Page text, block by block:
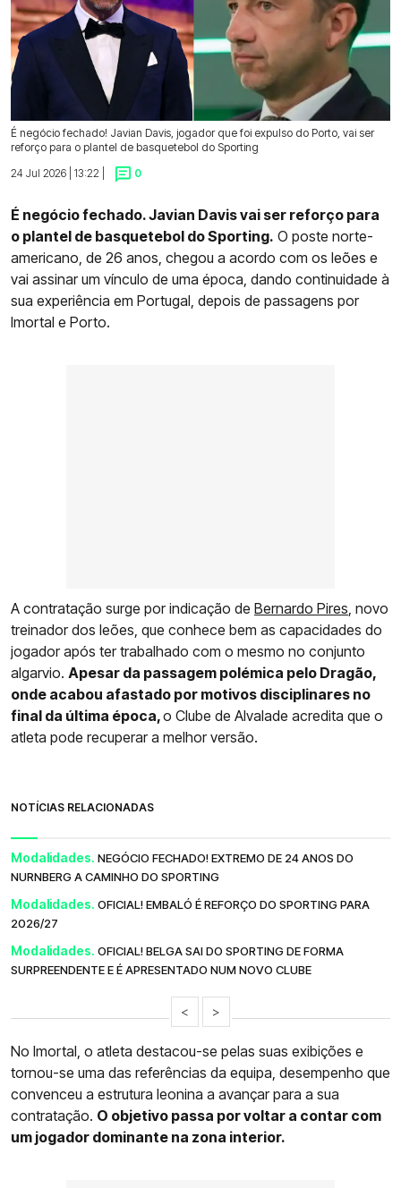
É negócio fechado! Javian Davis, jogador que foi expulso do Porto, vai ser
reforço para o plantel de basquetebol do Sporting
24 Jul 2026 | 13:22 |
0
É negócio fechado. Javian Davis vai ser reforço para
o plantel de basquetebol do Sporting. O poste norte-
americano, de 26 anos, chegou a acordo com os leões e
vai assinar um vínculo de uma época, dando continuidade à
sua experiência em Portugal, depois de passagens por
Imortal e Porto.
A contratação surge por indicação de Bernardo Pires , novo
treinador dos leões, que conhece bem as capacidades do
jogador após ter trabalhado com o mesmo no conjunto
algarvio. Apesar da passagem polémica pelo Dragão,
onde acabou afastado por motivos disciplinares no
final da última época,o Clube de Alvalade acredita que o
atleta pode recuperar a melhor versão.
NOTÍCIAS RELACIONADAS
Modalidades. NEGÓCIO FECHADO! EXTREMO DE 24 ANOS DO
NURNBERG A CAMINHO DO SPORTING
Modalidades. OFICIAL! EMBALÓ É REFORÇO DO SPORTING PARA
2026/27
Modalidades. OFICIAL! BELGA SAI DO SPORTING DE FORMA
SURPREENDENTE E É APRESENTADO NUM NOVO CLUBE
< >
No Imortal, o atleta destacou-se pelas suas exibições e
tornou-se uma das referências da equipa, desempenho que
convenceu a estrutura leonina a avançar para a sua
contratação. O objetivo passa por voltar a contar com
um jogador dominante na zona interior.